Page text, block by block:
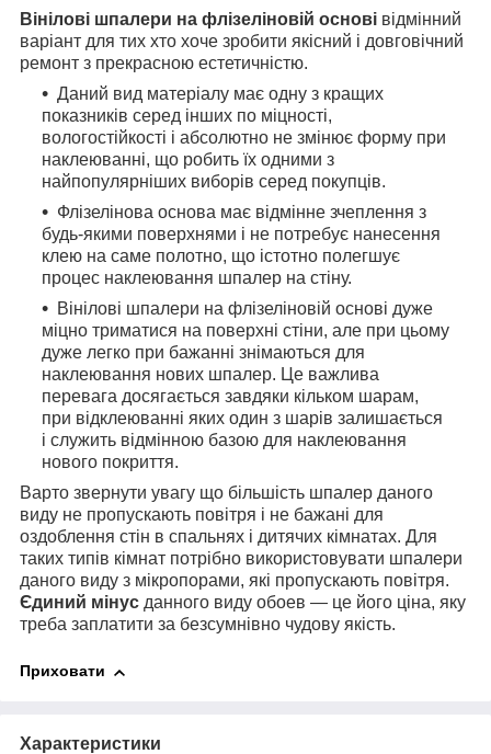
Вінілові шпалери на флізеліновій основі відмінний
варіант для тих хто хоче зробити якісний і довговічний
ремонт з прекрасною естетичністю.
Даний вид матеріалу має одну з кращих
показників серед інших по міцності,
вологостійкості і абсолютно не змінює форму при
наклеюванні, що робить їх одними з
найпопулярніших виборів серед покупців.
Флізелінова основа має відмінне зчеплення з
будь-якими поверхнями і не потребує нанесення
клею на саме полотно, що істотно полегшує
процес наклеювання шпалер на стіну.
Вінілові шпалери на флізеліновій основі дуже
міцно триматися на поверхні стіни, але при цьому
дуже легко при бажанні знімаються для
наклеювання нових шпалер. Це важлива
перевага досягається завдяки кільком шарам,
при відклеюванні яких один з шарів залишається
і служить відмінною базою для наклеювання
нового покриття.
Варто звернути увагу що більшість шпалер даного
виду не пропускають повітря і не бажані для
оздоблення стін в спальнях і дитячих кімнатах. Для
таких типів кімнат потрібно використовувати шпалери
даного виду з мікропорами, які пропускають повітря.
Єдиний мінус данного виду обоев — це його ціна, яку
треба заплатити за безсумнівно чудову якість.
Приховати
Характеристики